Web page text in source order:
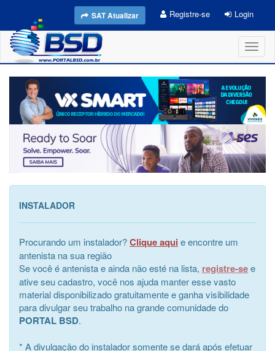
SAT Atualizar Registre-se Login
INSTALADOR
Procurando um instalador?Clique aqui e encontre um
antenista na sua região
Se você é antenista e ainda não esté na lista, registre-see
ative seu cadastro, você nos ajuda manter esse vasto
material disponibilizado gratuitamente e ganha visibilidade
para divulgar seu trabalho na grande comunidade do
PORTAL BSD.
* A divulgação do instalador somente se dará após efetuar